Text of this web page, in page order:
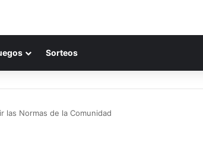
Sorteos
las Normas de la Comunidad